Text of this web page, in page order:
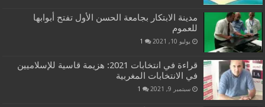
مدينة الابتكار بجامعة الحسن الأول تفتح أبوابها
للعموم
يوليو 10, 2021 1
قراءة في انتخابات 2021: هزيمة قاسية للإسلاميين
في الانتخابات المغربية
سبتمبر 9, 2021 1